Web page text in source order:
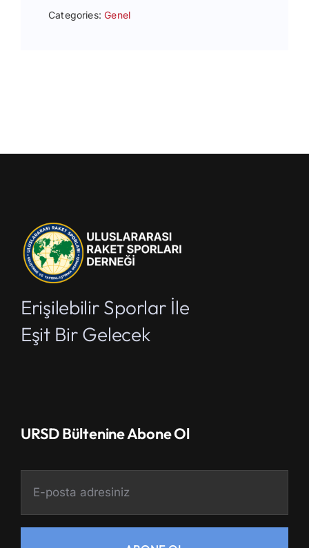
Categories:Genel
Erişilebilir Sporlar İle
Eşit Bir Gelecek
URSD Bültenine Abone Ol